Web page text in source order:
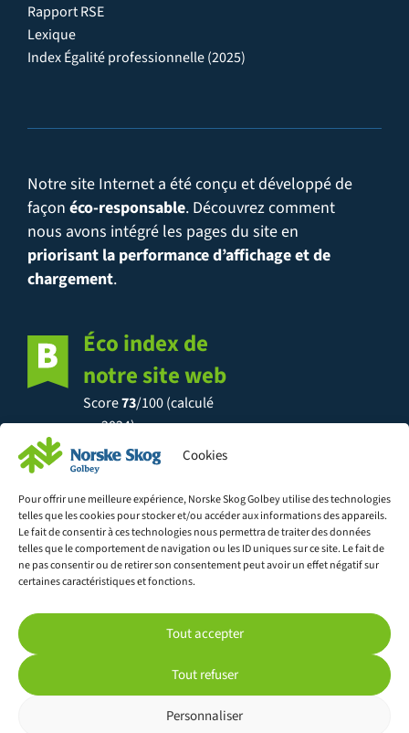
Cookies
Pour offrir une meilleure expérience, Norske Skog Golbey utilise des technologies
telles que les cookies pour stocker et/ou accéder aux informations des appareils.
Le fait de consentir à ces technologies nous permettra de traiter des données
telles que le comportement de navigation ou les ID uniques sur ce site. Le fait de
ne pas consentir ou de retirer son consentement peut avoir un effet négatif sur
certaines caractéristiques et fonctions.
Tout accepter
Tout refuser
Personnaliser
Rapport RSE
Lexique
Index Égalité professionnelle (2025)
Notre site Internet a été conçu et développé de
façon éco-responsable. Découvrez comment
nous avons intégré les pages du site en
priorisant la performance d’affichage et de
chargement.
Éco index de
notre site web
Score73/100 (calculé
en 2024)
Découvrez l'éco-conception
Mentions légales
Politique de cookies